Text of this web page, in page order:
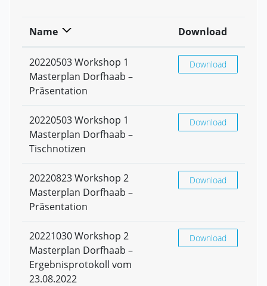
Name Download
20220503 Workshop 1
Masterplan Dorfhaab –
Präsentation
20220503
Download
20220503 Workshop 1
Masterplan Dorfhaab –
Tischnotizen
20220503
Download
20220823 Workshop 2
Masterplan Dorfhaab –
Präsentation
20220823
Download
20221030 Workshop 2
Masterplan Dorfhaab –
Ergebnisprotokoll vom
23.08.2022
20221030
Download